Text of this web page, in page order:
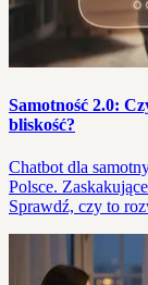
Samotność 2.0:
bliskość?
Chatbot dla
Polsce.
Sprawdź, czy to